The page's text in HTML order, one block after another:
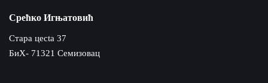
Срећко Игњатовић
Cтара цecta 37
БиХ- 71321 Семизовац